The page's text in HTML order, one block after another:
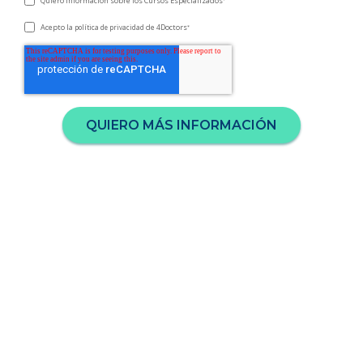
Acepto la política de privacidad de 4Doctors*